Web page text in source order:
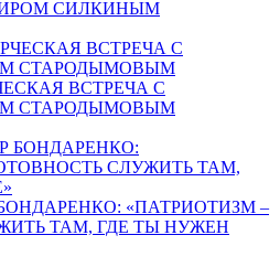
СИЛКИНЫМ
ВСТРЕЧА С
СТАРОДЫМОВЫМ
«ПАТРИОТИЗМ –
ТАМ, ГДЕ ТЫ НУЖЕН